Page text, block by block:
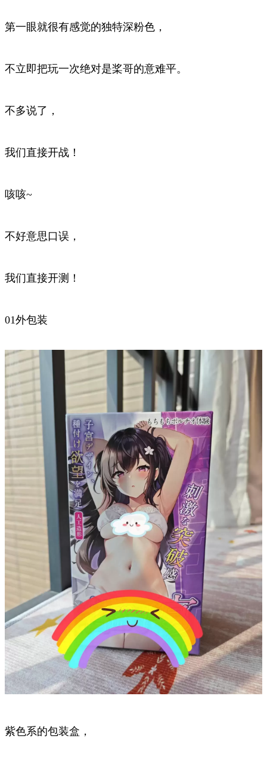
第一眼就很有感觉的独特深粉色，
不立即把玩一次绝对是桨哥的意难平。
不多说了，
我们直接开战！
咳咳~
不好意思口误，
我们直接开测！
01外包装
紫色系的包装盒，